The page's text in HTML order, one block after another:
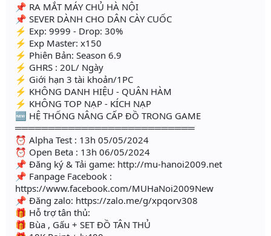
📌 RA MẮT MÁY CHỦ HÀ NỘI
📌 SEVER DÀNH CHO DÂN CÀY CUỐC
⚡ Exp: 9999 - Drop: 30%
⚡ Exp Master: x150
⚡ Phiên Bản: Season 6.9
⚡ GHRS : 20L/ Ngày
⚡ Giới hạn 3 tài khoản/1PC
⚡ KHÔNG DANH HIỆU - QUÂN HÀM
⚡ KHÔNG TOP NẠP - KÍCH NẠP
🆕 HỆ THỐNG NÂNG CẤP ĐỒ TRONG GAME
═══════════════════════════
⏰ Alpha Test : 13h 05/05/2024
⏰ Open Beta : 13h 06/05/2024
📌 Đăng ký & Tải game: http://mu-hanoi2009.net
📌 Fanpage Facebook :
https://www.facebook.com/MUHaNoi2009New
📌 Đăng zalo: https://zalo.me/g/xpqorv308
🎁 Hỗ trợ tân thủ:
🎁 Bùa , Gấu + SET ĐỒ TÂN THỦ